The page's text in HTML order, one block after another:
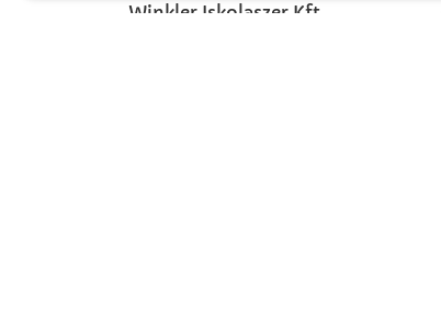
Winkler Iskolaszer Kft.